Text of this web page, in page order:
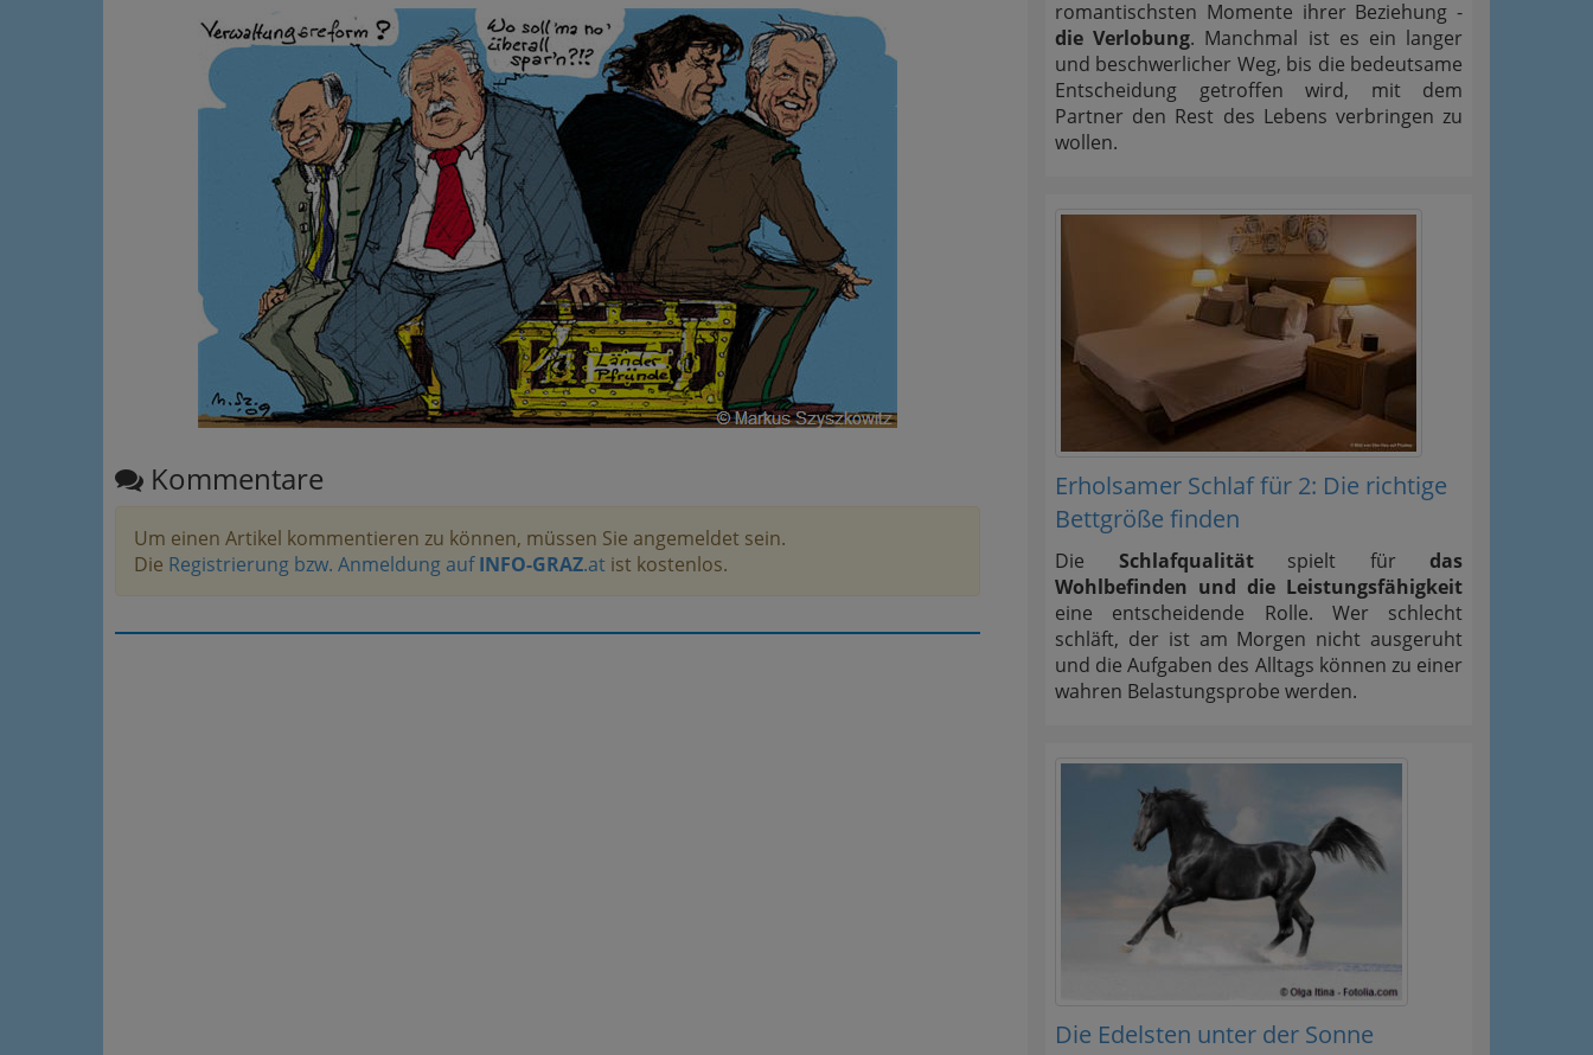
Kommentare
Um einen Artikel kommentieren zu können, müssen Sie angemeldet sein.
Die Registrierung bzw. Anmeldung aufINFO-GRAZ.at ist kostenlos.
romantischsten Momente ihrer Beziehung -
die Verlobung. Manchmal ist es ein langer
und beschwerlicher Weg, bis die bedeutsame
Entscheidung getroffen wird, mit dem
Partner den Rest des Lebens verbringen zu
wollen.
Erholsamer Schlaf für 2: Die richtige
Bettgröße finden
Die Schlafqualitätspielt für das
Wohlbefinden und die Leistungsfähigkeit
eine entscheidende Rolle. Wer schlecht
schläft, der ist am Morgen nicht ausgeruht
und die Aufgaben des Alltags können zu einer
wahren Belastungsprobe werden.
Die Edelsten unter der Sonne